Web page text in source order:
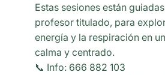
Estas sesiones están
profesor titulado, para
energía y la respiración en
calma y centrado.
📞 Info: 666 882 103